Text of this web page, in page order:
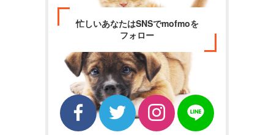
忙しいあなたはSNSでmofmoを
フォロー